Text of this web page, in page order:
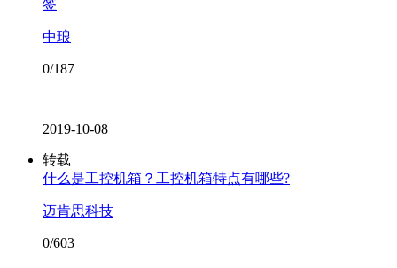
签
中琅
0/187
2019-10-08
转载
什么是工控机箱？工控机箱特点有哪些?
迈肯思科技
0/603